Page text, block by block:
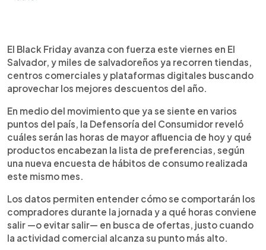
► Escuchar artículo
El Black Friday se desarrolla con alta afluencia en
El Salvador y, según la Defensoría del Consumidor,
el mayor movimiento ocurrirá entre las 6:00 p.m. y
10:00 p.m., cuando el 25 % de los compradores
realizará sus adquisiciones. La encuesta reporta
que el 45 % de salvadoreños planea comprar hoy
y que los productos más buscados son
tecnología, ropa, accesorios, perfumería y
electrodomésticos. La Defensoría mantiene
verificaciones en tiendas y plataformas digitales
para evitar promociones engañosas y asegurar el
recomienda comparar costos, revisar políticas de
cambio y guardar comprobantes para evitar
inconvenientes.
El Black Friday avanza con fuerza este viernes en El
Salvador, y miles de salvadoreños ya recorren tiendas,
centros comerciales y plataformas digitales buscando
aprovechar los mejores descuentos del año.
En medio del movimiento que ya se siente en varios
puntos del país, la Defensoría del Consumidor reveló
cuáles serán las horas de mayor afluencia de hoy y qué
productos encabezan la lista de preferencias, según
una nueva encuesta de hábitos de consumo realizada
este mismo mes.
Los datos permiten entender cómo se comportarán los
compradores durante la jornada y a qué horas conviene
salir —o evitar salir— en busca de ofertas, justo cuando
la actividad comercial alcanza su punto más alto.